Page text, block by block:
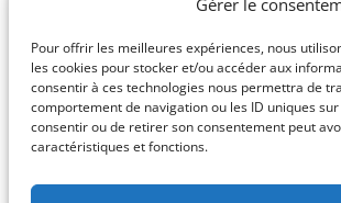
Gérer le
Pour offrir les meilleures expériences, nous
les cookies pour stocker et/ou accéder aux
consentir à ces technologies nous permettra de
comportement de navigation ou les ID uniques
consentir ou de retirer son consentement peut
caractéristiques et fonctions.